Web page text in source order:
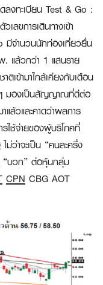
ทะเบียน Test & Go :
วเลขการเดินทางเข้า
มีจำนวนนักท่องเที่ยวยื่น
แล้วกว่า 1 แสนราย
ติเข้ามาใกล้เคียงกับเดือน
ๆ มองเป็นสัญญาณที่ดีต่อ
ล้วและคาดว่าผลการ
รใช้จ่ายของผู้บริโภคที่
ม่ว่าจะเป็น “คนละครึ่ง
“บวก” ต่อหุ้นกลุ่ม
CPN CBG AOT